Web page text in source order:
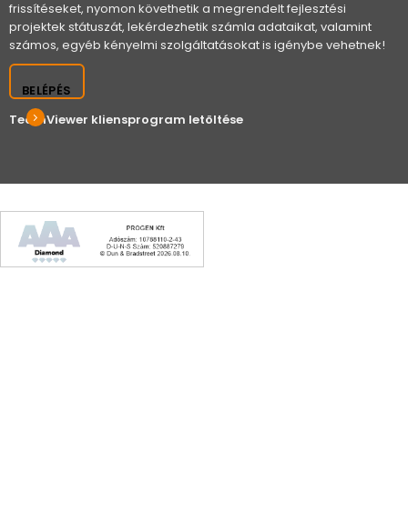
frissítéseket, nyomon követhetik a megrendelt fejlesztési
projektek státuszát, lekérdezhetik számla adataikat, valamint
számos, egyéb kényelmi szolgáltatásokat is igénybe vehetnek!
BELÉPÉS
TeamViewer kliensprogram letöltése